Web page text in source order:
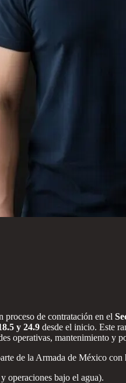
proceso de contratación en el
y 24.9 desde el inicio. Este
operativas, mantenimiento y
de la Armada de México
operaciones bajo el agua).